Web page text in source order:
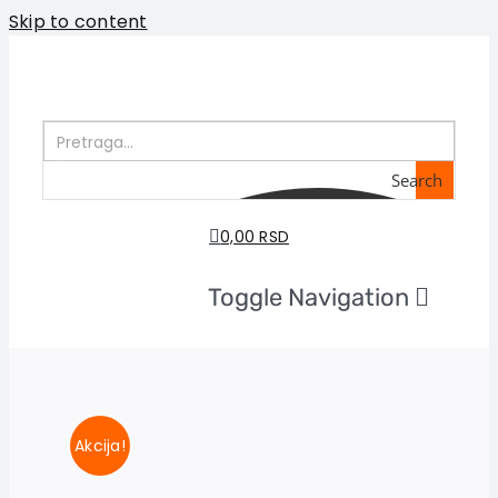
Skip to content
Search
0,00 RSD
Toggle Navigation
Knjige
U pripremi
Akcija
Akcija!